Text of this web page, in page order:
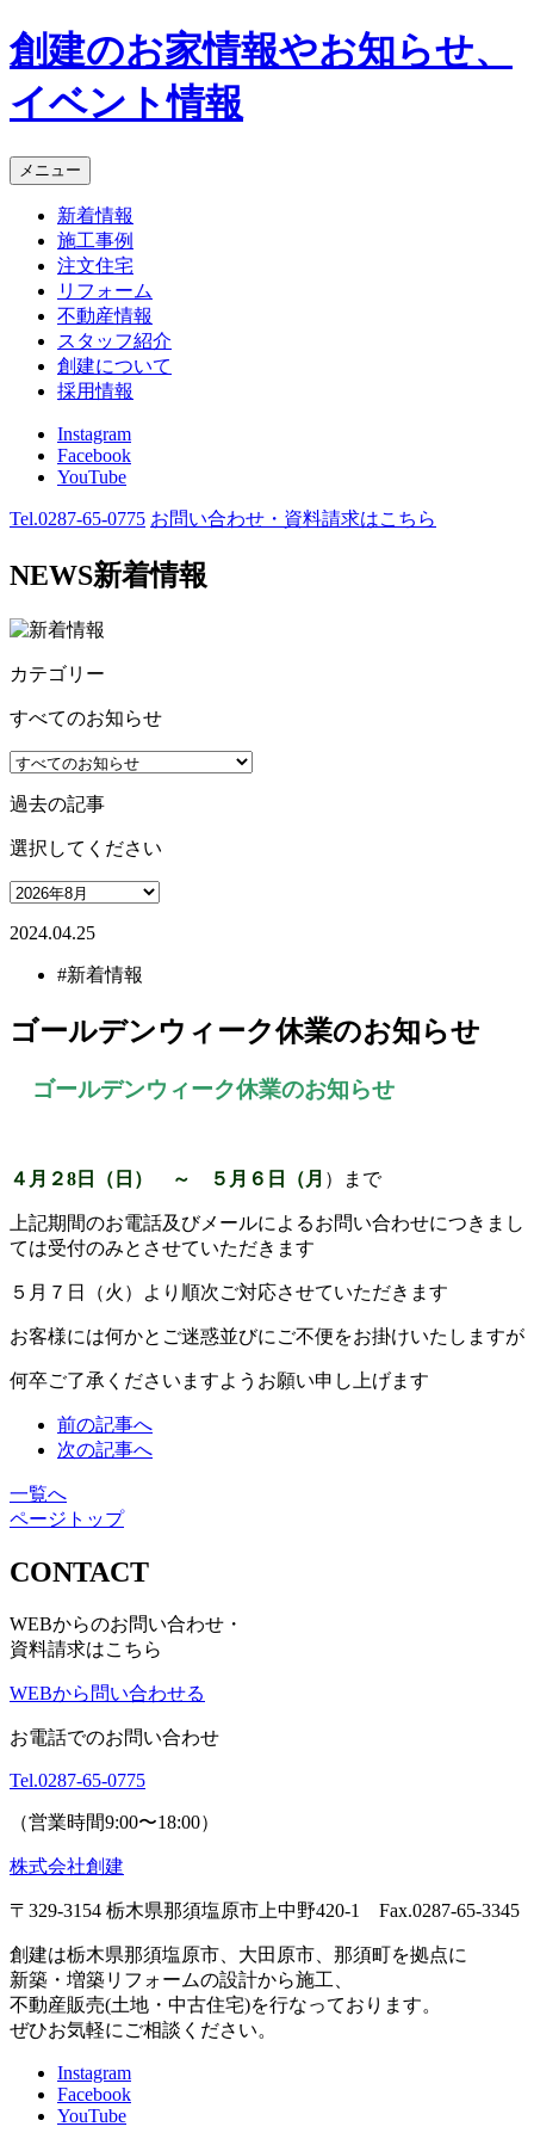
創建のお家情報やお知らせ、
イベント情報
メニュー
新着情報
施工事例
注文住宅
リフォーム
不動産情報
スタッフ紹介
創建について
採用情報
Instagram
Facebook
YouTube
Tel.0287-65-0775 お問い合わせ・資料請求はこちら
NEWS新着情報
カテゴリー
すべてのお知らせ
過去の記事
選択してください
2024.04.25
#新着情報
ゴールデンウィーク休業のお知らせ
ゴールデンウィーク休業のお知らせ
４月２8日（日） ～ ５月６日（月 ）まで
上記期間のお電話及びメールによるお問い合わせにつきまし
ては受付のみとさせていただきます
５月７日（火）より順次ご対応させていただきます
お客様には何かとご迷惑並びにご不便をお掛けいたしますが
何卒ご了承くださいますようお願い申し上げます
前の記事へ
次の記事へ
一覧へ
ページトップ
CONTACT
WEBからのお問い合わせ・
資料請求はこちら
WEBから問い合わせる
お電話でのお問い合わせ
Tel.0287-65-0775
（営業時間9:00〜18:00）
株式会社創建
〒329-3154 栃木県那須塩原市上中野420-1 Fax.0287-65-3345
創建は栃木県那須塩原市、大田原市、那須町を拠点に
新築・増築リフォームの設計から施工、
不動産販売(土地・中古住宅)を行なっております。
ぜひお気軽にご相談ください。
Instagram
Facebook
YouTube